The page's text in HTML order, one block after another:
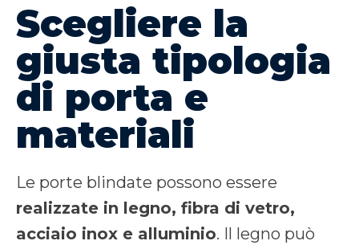
Scegliere la
giusta tipologia
di porta e
materiali
Le porte blindate possono essere
realizzate in legno, fibra di vetro,
acciaio inox e alluminio. Il legno può